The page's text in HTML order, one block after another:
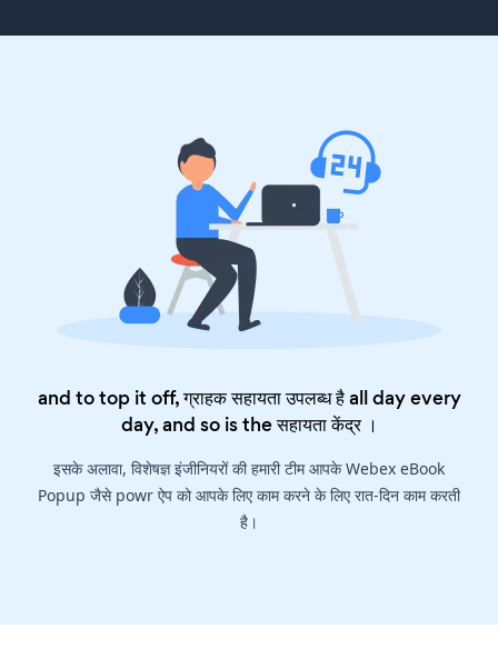
and to top it off, ग्राहक सहायता उपलब्ध है all day every
day, and so is theसहायता केंद्र।
इसके अलावा, विशेषज्ञ इंजीनियरों की हमारी टीम आपके Webex eBook
Popup जैसे powr ऐप को आपके लिए काम करने के लिए रात-दिन काम करती
है।